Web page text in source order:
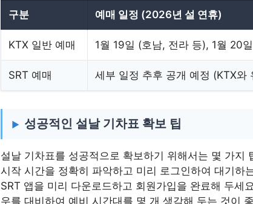
구분 예매 일정 (2026년 설 연휴)
KTX 일반 예매 1월 19일 (호남, 전라 등), 1월 20
SRT 예매 세부 일정 추후 공개 예정 (KTX와
성공적인 설날 기차표 확보 팁
설날 기차표를 성공적으로 확보하기 위해서는 몇 가지
시작 시간을 정확히 파악하고 미리 로그인하여 대기하
SRT 앱을 미리 다운로드하고 회원가입을 완료해 두세
우를 대비하여 예비 시간대를 몇 개 생각해 두는 것이